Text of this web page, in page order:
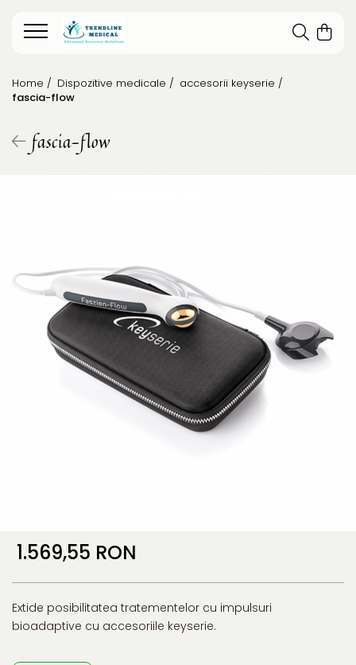
Home / Dispozitive medicale / accesorii keyserie /
fascia-flow
fascia-flow
1.569,55 RON
Extide posibilitatea tratementelor cu impulsuri
bioadaptive cu accesoriile keyserie.